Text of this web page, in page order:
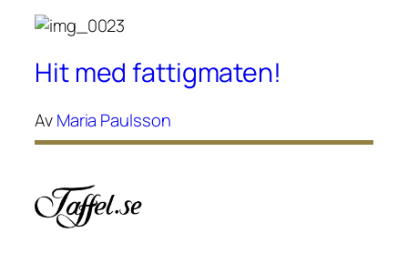
Hit med fattigmaten!
AvMaria Paulsson